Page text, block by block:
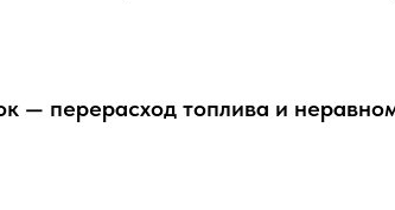
— перерасход топлива и